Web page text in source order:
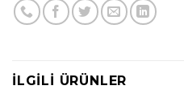
İLGILI ÜRÜNLER